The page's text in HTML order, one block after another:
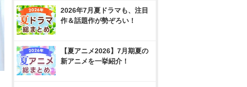
2026年7月夏ドラマも、注目
作＆話題作が勢ぞろい！
【夏アニメ2026】7月期夏の
新アニメを一挙紹介！